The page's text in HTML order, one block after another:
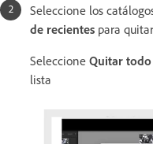
Seleccione los
de recientes para
Seleccione Quitar todo
lista